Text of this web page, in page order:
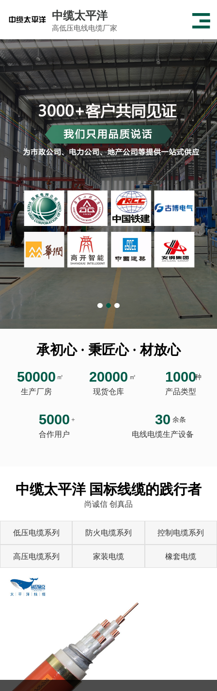
中缆太平洋
高低压电线电缆厂家
承初心 · 秉匠心 · 材放心
50000 ㎡
生产厂房
20000 ㎡
现货仓库
1000种
产品类型
5000 +
合作用户
30 余条
电线电缆生产设备
中缆太平洋 国标线缆的践行者
尚诚信 创真品
低压电缆系列 防火电缆系列 控制电缆系列
高压电缆系列 家装电缆 橡套电缆